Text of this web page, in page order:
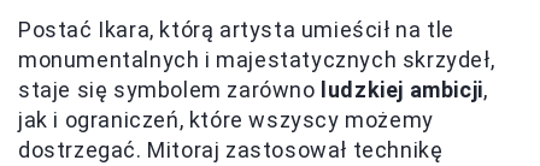
Postać Ikara, którą artysta umieścił na tle
monumentalnych i majestatycznych skrzydeł,
staje się symbolem zarówno ludzkiej ambicji,
jak i ograniczeń, które wszyscy możemy
dostrzegać. Mitoraj zastosował technikę